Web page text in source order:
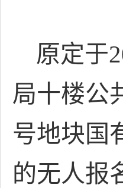
原定于
局十楼公
号地块国
的无人报